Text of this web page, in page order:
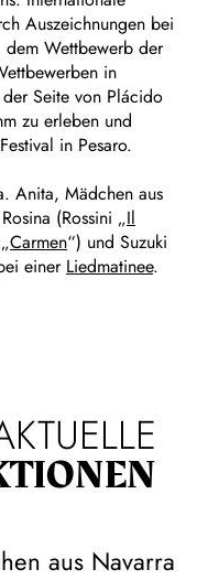
Auszeichnungen bei
Wettbewerb der
in
Seite von Plácido
zu erleben und
in Pesaro.
Anita, Mädchen aus
(Rossini „Il
Carmen“) und Suzuki
einer Liedmatinee.
aus Navarra